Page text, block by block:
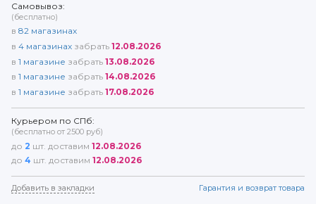
Самовывоз:
(бесплатно)
в 82 магазинах
в 4 магазинах забрать 12.08.2026
в 1 магазине забрать 13.08.2026
в 1 магазине забрать 14.08.2026
в 1 магазине забрать 17.08.2026
Курьером по СПб:
(бесплатно от 2500 руб)
до 2 шт. доставим 12.08.2026
до 4 шт. доставим 12.08.2026
Добавить в закладки Гарантия и возврат товара